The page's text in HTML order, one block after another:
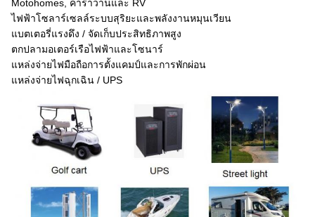
Motohomes, คาราวานและ RV
ไฟฟ้าโซลาร์เซลล์ระบบสุริยะและพลังงานหมุนเวียน
แบตเตอรี่แรงดึง / จัดเก็บประสิทธิภาพสูง
ตกปลามอเตอร์เรือไฟฟ้าและโซนาร์
แหล่งจ่ายไฟมือถือการตั้งแคมป์และการพักผ่อน
แหล่งจ่ายไฟฉุกเฉิน / UPS